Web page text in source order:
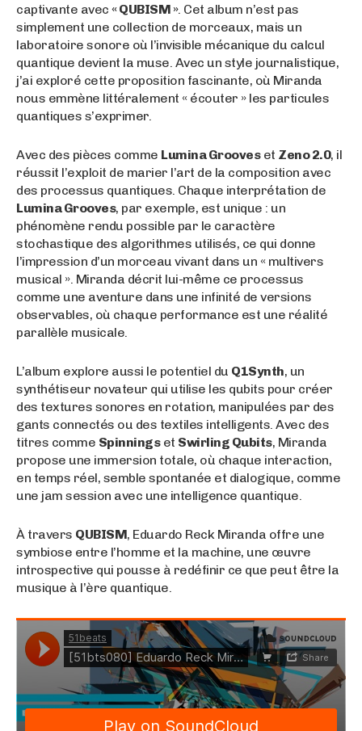
captivante avec « QUBISM ». Cet album n’est pas
simplement une collection de morceaux, mais un
laboratoire sonore où l’invisible mécanique du calcul
quantique devient la muse. Avec un style journalistique,
j’ai exploré cette proposition fascinante, où Miranda
nous emmène littéralement « écouter » les particules
quantiques s’exprimer.
Avec des pièces comme Lumina Grooveset Zeno 2.0, il
réussit l’exploit de marier l’art de la composition avec
des processus quantiques. Chaque interprétation de
Lumina Grooves, par exemple, est unique : un
phénomène rendu possible par le caractère
stochastique des algorithmes utilisés, ce qui donne
l’impression d’un morceau vivant dans un « multivers
musical ». Miranda décrit lui-même ce processus
comme une aventure dans une infinité de versions
observables, où chaque performance est une réalité
parallèle musicale.
L’album explore aussi le potentiel du Q1Synth, un
synthétiseur novateur qui utilise les qubits pour créer
des textures sonores en rotation, manipulées par des
gants connectés ou des textiles intelligents. Avec des
titres comme Spinningset Swirling Qubits, Miranda
propose une immersion totale, où chaque interaction,
en temps réel, semble spontanée et dialogique, comme
une jam session avec une intelligence quantique.
À travers QUBISM, Eduardo Reck Miranda offre une
symbiose entre l’homme et la machine, une œuvre
introspective qui pousse à redéfinir ce que peut être la
musique à l’ère quantique.